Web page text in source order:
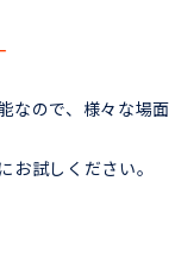
なので、様々な場面
試しください。